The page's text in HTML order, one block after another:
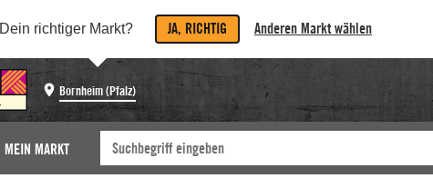
Dein richtiger Markt? JA, RICHTIG Anderen Markt wählen
Bornheim (Pfalz)
MEIN MARKT